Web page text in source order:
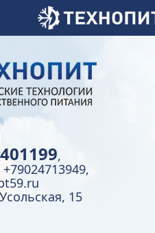
,
15